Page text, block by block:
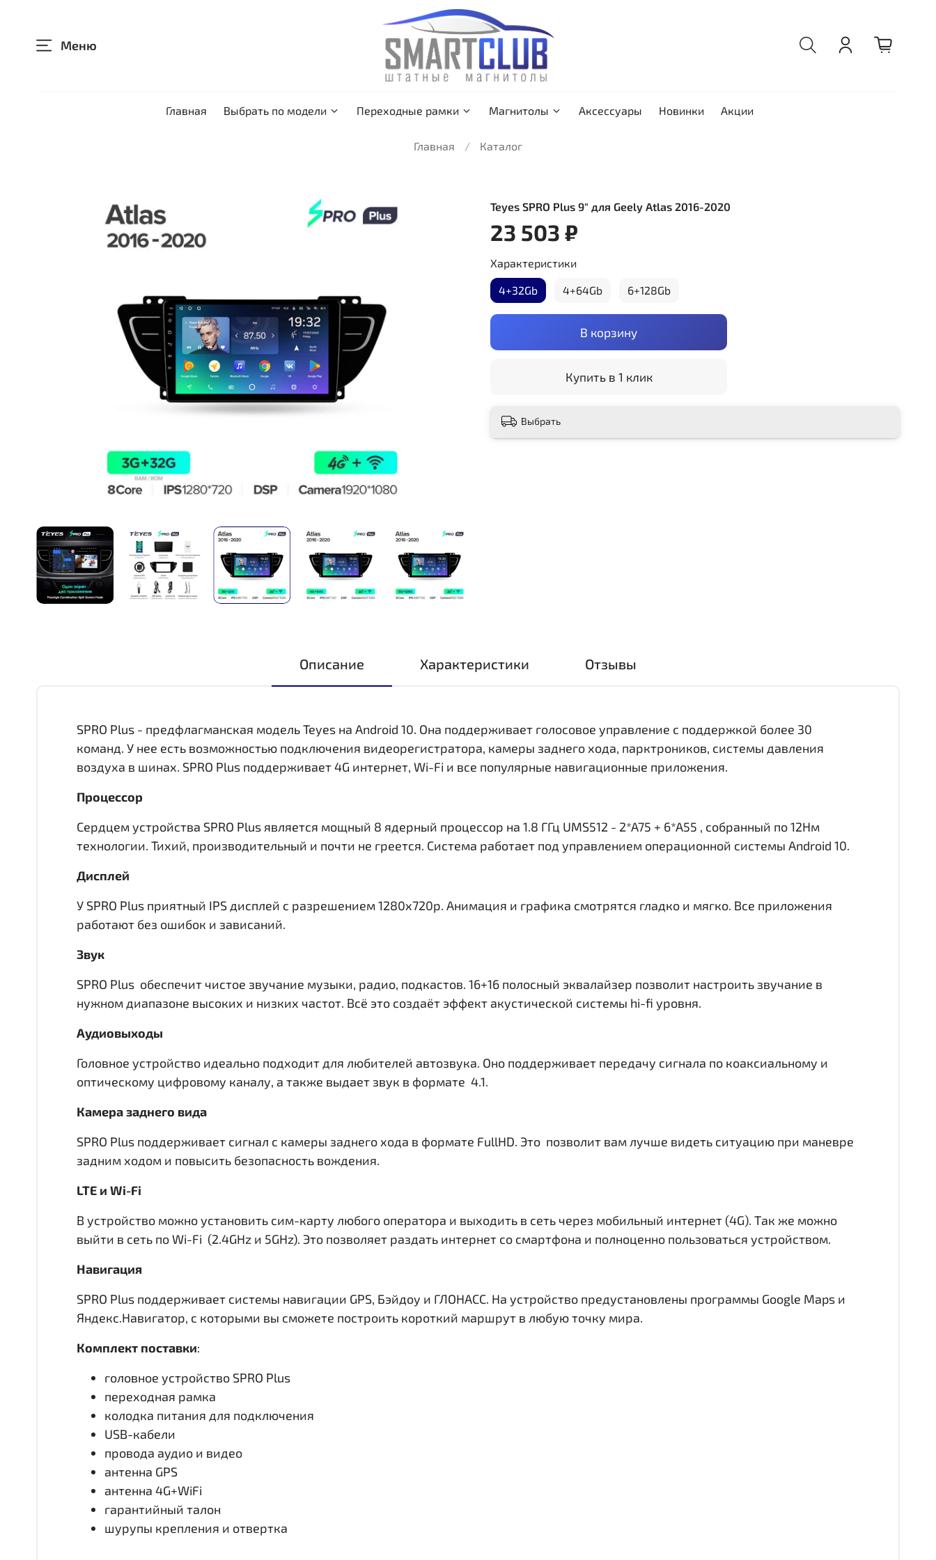
Меню
Главная Выбрать по модели Переходные рамки Магнитолы Аксессуары Новинки Акции
Главная Каталог
Teyes SPRO Plus 9" для Geely Atlas 2016-2020
23 503 ₽
В корзину
Купить в 1 клик
Характеристики
4+32Gb 4+64Gb 6+128Gb
Выбрать
Описание Характеристики Отзывы
SPRO Plus - предфлагманская модель Teyes на Android 10. Она поддерживает голосовое управление с поддержкой более 30
команд. У нее есть возможностью подключения видеорегистратора, камеры заднего хода, парктроников, системы давления
воздуха в шинах. SPRO Plus поддерживает 4G интернет, Wi-Fi и все популярные навигационные приложения.
Процессор
Сердцем устройства SPRO Plus является мощный 8 ядерный процессор на 1.8 ГГц UMS512 - 2*A75 + 6*A55 , собранный по 12Нм
технологии. Тихий, производительный и почти не греется. Система работает под управлением операционной системы Android 10.
Дисплей
У SPRO Plus приятный IPS дисплей c разрешением 1280x720р. Анимация и графика смотрятся гладко и мягко. Все приложения
работают без ошибок и зависаний.
Звук
SPRO Plus обеспечит чистое звучание музыки, радио, подкастов. 16+16 полосный эквалайзер позволит настроить звучание в
нужном диапазоне высоких и низких частот. Всё это создаёт эффект акустической системы hi-fi уровня.
Аудиовыходы
Головное устройство идеально подходит для любителей автозвука. Оно поддерживает передачу сигнала по коаксиальному и
оптическому цифровому каналу, а также выдает звук в формате 4.1.
Камера заднего вида
SPRO Plus поддерживает сигнал с камеры заднего хода в формате FullHD. Это позволит вам лучше видеть ситуацию при маневре
задним ходом и повысить безопасность вождения.
LTE и Wi-Fi
В устройство можно установить сим-карту любого оператора и выходить в сеть через мобильный интернет (4G). Так же можно
выйти в сеть по Wi-Fi (2.4GHz и 5GHz). Это позволяет раздать интернет со смартфона и полноценно пользоваться устройством.
Навигация
SPRO Plus поддерживает системы навигации GPS, Бэйдоу и ГЛОНАСС. На устройство предустановлены программы Google Maps и
Яндекс.Навигатор, с которыми вы сможете построить короткий маршрут в любую точку мира.
Комплект поставки:
головное устройство SPRO Plus
переходная рамка
колодка питания для подключения
USB-кабели
провода аудио и видео
антенна GPS
антенна 4G+WiFi
гарантийный талон
шурупы крепления и отвертка